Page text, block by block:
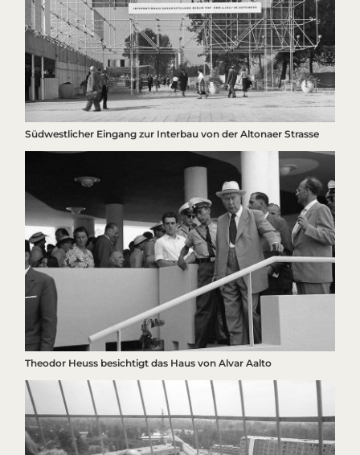
Südwestlicher Eingang zur Interbau von der Altonaer Strasse
Theodor Heuss besichtigt das Haus von Alvar Aalto